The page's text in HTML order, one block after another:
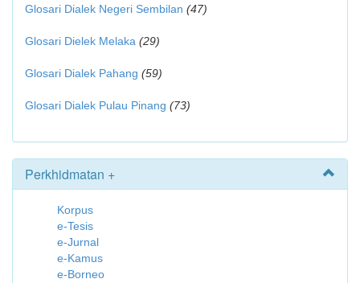
Glosari Dialek Negeri Sembilan (47)
Glosari Dielek Melaka (29)
Glosari Dialek Pahang (59)
Glosari Dialek Pulau Pinang (73)
Perkhidmatan +
Korpus
e-Tesis
e-Jurnal
e-Kamus
e-Borneo